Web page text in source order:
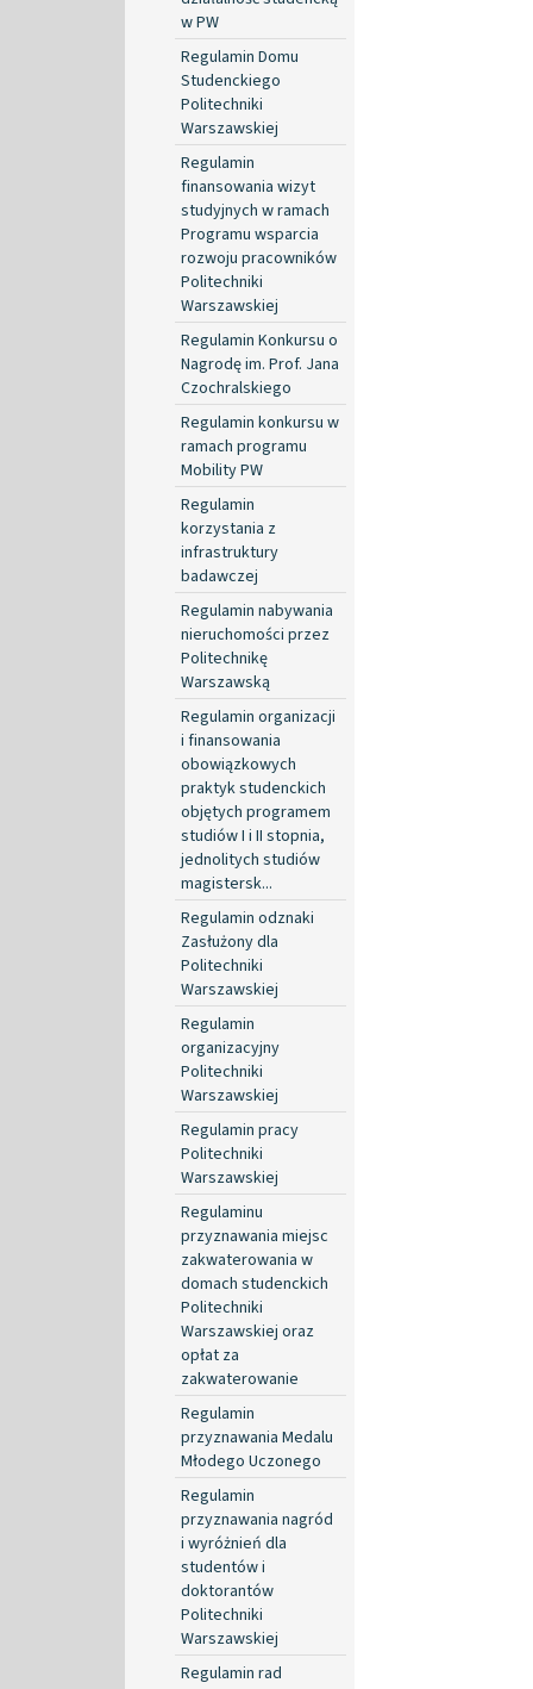
w PW
Regulamin Domu
Studenckiego
Politechniki
Warszawskiej
Regulamin
finansowania wizyt
studyjnych w ramach
Programu wsparcia
rozwoju pracowników
Politechniki
Warszawskiej
Regulamin Konkursu o
Nagrodę im. Prof. Jana
Czochralskiego
Regulamin konkursu w
ramach programu
Mobility PW
Regulamin
korzystania z
infrastruktury
badawczej
Regulamin nabywania
nieruchomości przez
Politechnikę
Warszawską
Regulamin organizacji
i finansowania
obowiązkowych
praktyk studenckich
objętych programem
studiów I i II stopnia,
jednolitych studiów
magistersk...
Regulamin odznaki
Zasłużony dla
Politechniki
Warszawskiej
Regulamin
organizacyjny
Politechniki
Warszawskiej
Regulamin pracy
Politechniki
Warszawskiej
Regulaminu
przyznawania miejsc
zakwaterowania w
domach studenckich
Politechniki
Warszawskiej oraz
opłat za
zakwaterowanie
Regulamin
przyznawania Medalu
Młodego Uczonego
Regulamin
przyznawania nagród
i wyróżnień dla
studentów i
doktorantów
Politechniki
Warszawskiej
Regulamin rad